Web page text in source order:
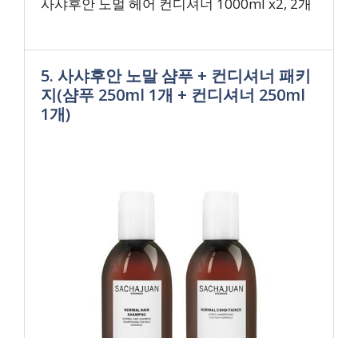
5. 사샤후안 노말 샴푸 + 컨디셔너 패키
지(샴푸 250ml 1개 + 컨디셔너 250ml
1개)